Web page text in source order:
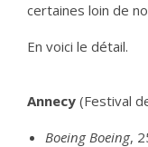
certaines loin de
En voici le détail.
Annecy (Festival
Boeing Boeing,